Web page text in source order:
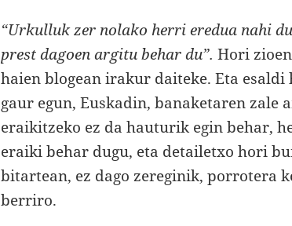
“Urkulluk zer nolako herri eredua nahi
prest dagoen argitu behar du”.Hori
haien blogean irakur daiteke. Eta
gaur egun, Euskadin, banaketaren
eraikitzeko ez da hauturik egin behar,
eraiki behar dugu, eta detailetxo hori
bitartean, ez dago zereginik, porrotera
berriro.